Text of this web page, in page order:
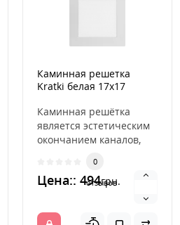
Каминная решетка
Kratki белая 17x17
Каминная решётка
является эстетическим
окончанием каналов,
горячий воздух из
камина. ..
0
отзывов
Цена:: 494грн.